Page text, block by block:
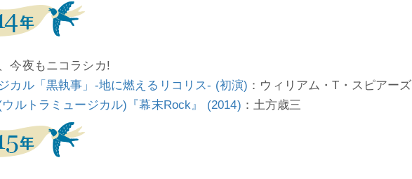
今夜もニコラシカ!
カル「黒執事」-地に燃えるリコリス- (初演) ：ウィリアム・T・スピアーズ
ルトラミュージカル)『幕末Rock』 (2014) ：土方歳三